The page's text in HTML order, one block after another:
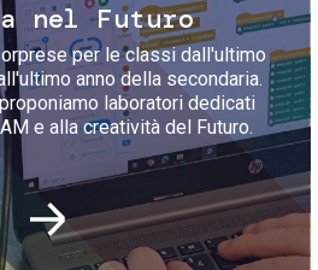
nel Futuro
per le classi dall'ultimo
anno della secondaria.
laboratori dedicati
e alla creatività del Futuro.